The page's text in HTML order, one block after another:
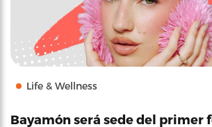
Life & Wellness
Bayamón será sede del primer